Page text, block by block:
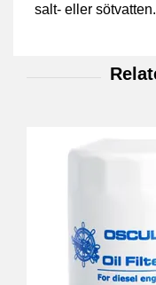
salt- eller sötvatten.